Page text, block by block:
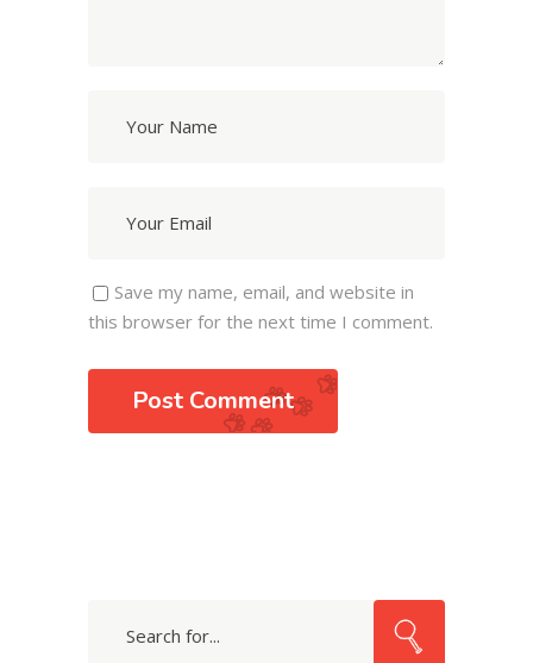
Save my name, email, and website in
this browser for the next time I comment.
Post Comment